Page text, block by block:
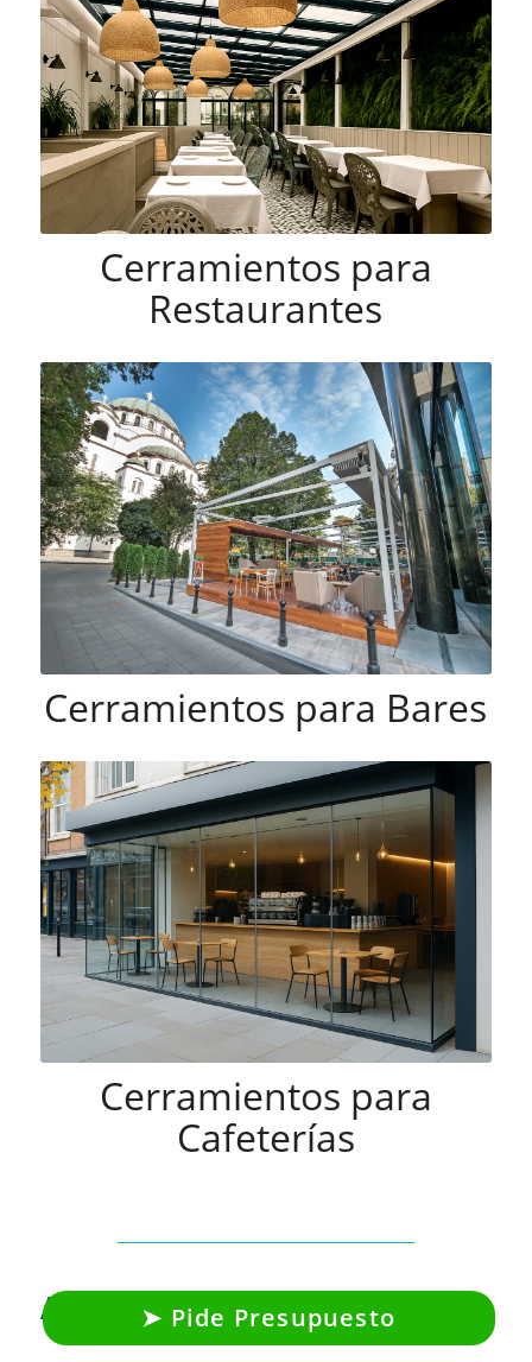
Cerramientos para
Restaurantes
Cerramientos para Bares
Cerramientos para
Cafeterías
Artículos Relacionados
Pide Presupuesto